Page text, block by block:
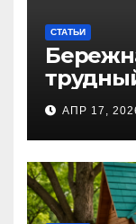
СТАТЬИ
АПР 17,